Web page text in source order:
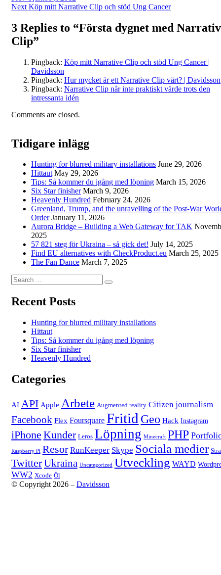
navigation
Next Köp mitt Narrative Clip och stöd Ung Cancer
3 Replies to “Första dygnet med
Clip”
Pingback: Köp mitt Narrative Clip och stöd Ung Cancer |
Davidsson
Pingback: Hur mycket är ett Narrative Clip värt? | Davidsson
Pingback: Narrative Clip når inte praktiskt värde trots den
intressanta idén
Comments are closed.
Tidigare inlägg
Hunting for blurred military installations June 29, 2026
Hittaut May 29, 2026
Tips: Så kommer du igång med löpning March 15, 2026
Six Star finisher March 9, 2026
Heavenly Hundred February 24, 2026
Greenland, Trump, and the unravelling of the Post-War
Order January 11, 2026
Aurora Bridge – Building a Web Gateway for TAK
2025
57 821 steg för Ukraina – så gick det! July 14, 2025
Find EU alternatives with CheckProduct.eu March 25, 2025
The Fan Dance March 7, 2025
Search
for:
Search
Recent Posts
Hunting for blurred military installations
Hittaut
Tips: Så kommer du igång med löpning
Six Star finisher
Heavenly Hundred
Categories
AI API Apple Arbete Augmented reality Citizen journalism
Facebook Flex Foursquare Fritid Geo Hack Instagram
iPhone Kunder Leros Löpning Minecraft PHP
Raspberry Pi Resor RunKeeper Skype Sociala medier
TwitterUkraina Uncategorized Utveckling WAYD
WW2 Xcode Öl
© Copyright 2026 – Davidsson